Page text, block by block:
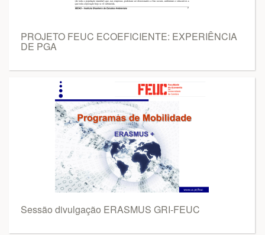
PROJETO FEUC ECOEFICIENTE: EXPERIÊNCIA
DE PGA
Sessão divulgação ERASMUS GRI-FEUC